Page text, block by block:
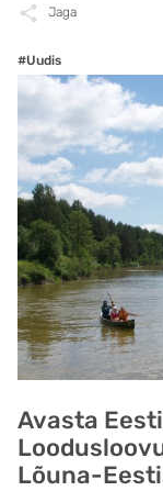
Jaga
#Uudis
Avasta
Lõuna-